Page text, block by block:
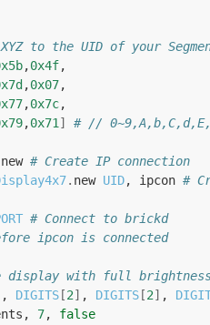
XYZ to the UID of your
,0x4f,
,0x07,
,0x7c,
,0x71 ]
# //
new # Create IP connection
. new UID, ipcon #
# Connect to brickd
ipcon is connected
display with full
, DIGITS [2] , DIGITS [2] ,
, 7,
false